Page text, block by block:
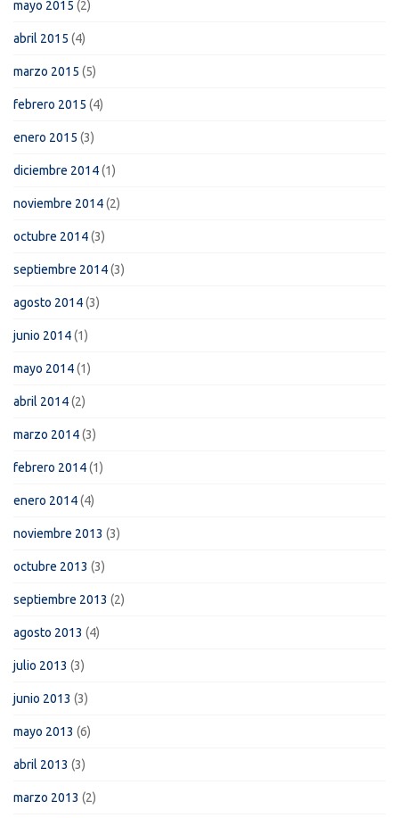
mayo 2015 (2)
abril 2015 (4)
marzo 2015 (5)
febrero 2015 (4)
enero 2015 (3)
diciembre 2014(1)
noviembre 2014(2)
octubre 2014(3)
septiembre 2014(3)
agosto 2014(3)
junio 2014(1)
mayo 2014(1)
abril 2014(2)
marzo 2014(3)
febrero 2014(1)
enero 2014(4)
noviembre 2013 (3)
octubre 2013 (3)
septiembre 2013 (2)
agosto 2013 (4)
julio 2013 (3)
junio 2013 (3)
mayo 2013 (6)
abril 2013 (3)
marzo 2013 (2)